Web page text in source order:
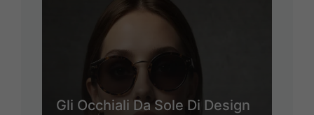
Gli Occhiali Da Sole Di Design